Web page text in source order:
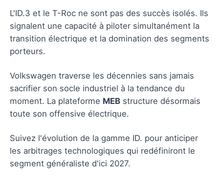
L'ID.3 et le T-Roc ne sont pas des succès isolés. Ils
signalent une capacité à piloter simultanément la
transition électrique et la domination des segments
porteurs.
Volkswagen traverse les décennies sans jamais
sacrifier son socle industriel à la tendance du
moment. La plateforme MEB structure désormais
toute son offensive électrique.
Suivez l'évolution de la gamme ID. pour anticiper
les arbitrages technologiques qui redéfiniront le
segment généraliste d'ici 2027.